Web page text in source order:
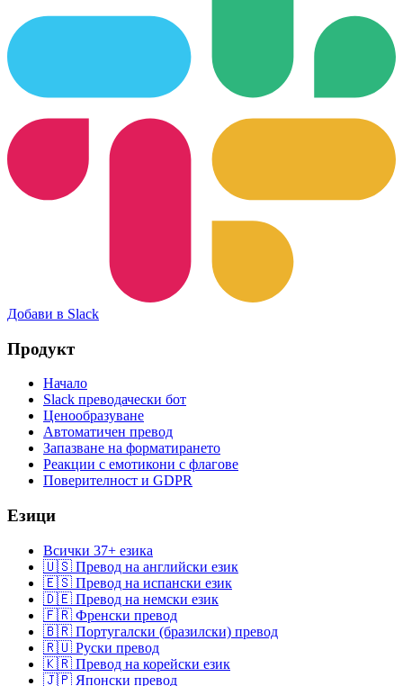
Добави в Slack
Продукт
Начало
Slack преводачески бот
Ценообразуване
Автоматичен превод
Запазване на форматирането
Реакции с емотикони с флагове
Поверителност и GDPR
Езици
Всички 37+ езика
🇺🇸 Превод на английски език
🇪🇸 Превод на испански език
🇩🇪 Превод на немски език
🇫🇷 Френски превод
🇧🇷 Португалски (бразилски) превод
🇷🇺 Руски превод
🇰🇷 Превод на корейски език
🇯🇵 Японски превод